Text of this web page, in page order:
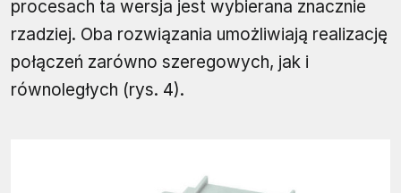
procesach ta wersja jest wybierana znacznie
rzadziej. Oba rozwiązania umożliwiają realizację
połączeń zarówno szeregowych, jak i
równoległych (rys. 4).